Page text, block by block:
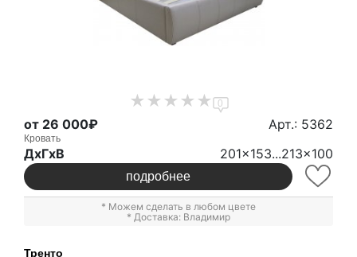
0
от 26 000₽ Арт.: 5362
Кровать
ДxГxВ 201x153...213x100
подробнее
* Можем сделать в любом цвете
* Доставка: Владимир
Тренто